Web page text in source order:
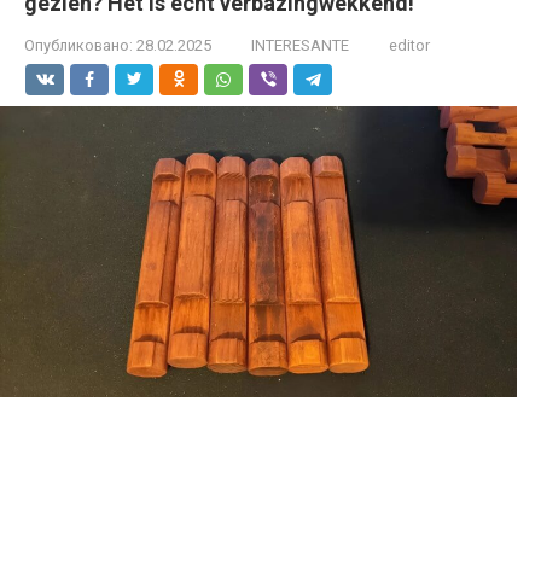
Опубликовано: 28.02.2025 INTERESANTE editor